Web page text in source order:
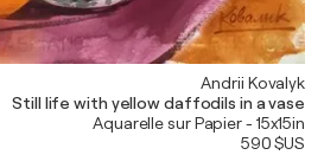
Andrii Kovalyk
Still life with yellow daffodils in a vase
Aquarelle sur Papier - 15x15in
590 $US